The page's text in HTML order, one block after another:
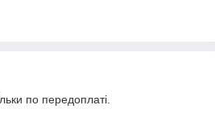
по передоплаті.